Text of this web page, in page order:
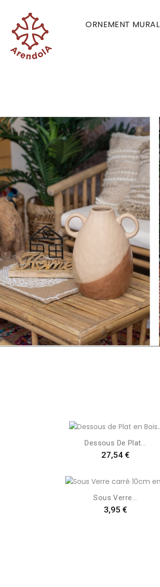
ORNEMENT MURAL
Dessous De Plat...
Preis
27,54 €
Sous Verre...
Preis
3,95 €